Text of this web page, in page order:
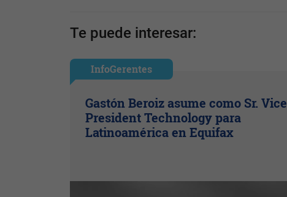
Te puede interesar:
InfoGerentes
Gastón Beroiz asume como Sr. Vice
President Technology para
Latinoamérica en Equifax